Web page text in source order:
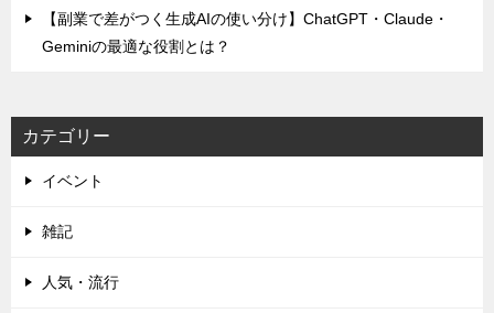
【副業で差がつく生成AIの使い分け】ChatGPT・Claude・
Geminiの最適な役割とは？
カテゴリー
イベント
雑記
人気・流行